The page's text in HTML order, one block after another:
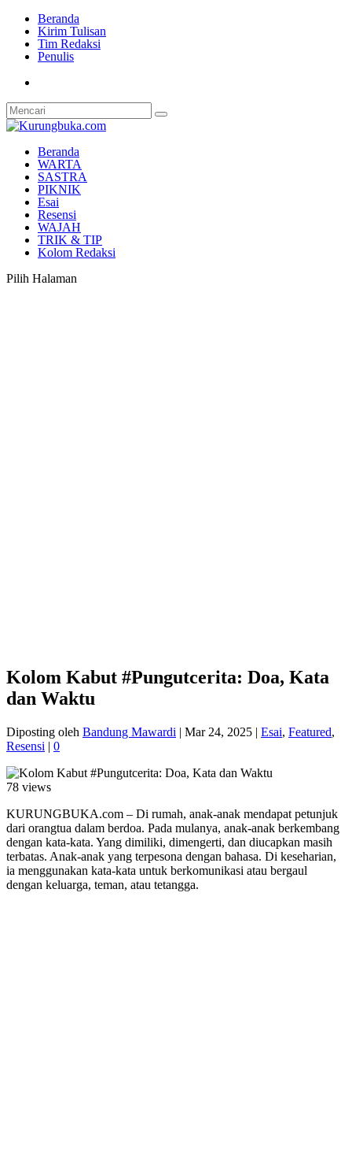
Beranda
Kirim Tulisan
Tim Redaksi
Penulis
Beranda
WARTA
SASTRA
PIKNIK
Esai
Resensi
WAJAH
TRIK & TIP
Kolom Redaksi
Pilih Halaman
Kolom Kabut #Pungutcerita: Doa, Kata
dan Waktu
Diposting oleh Bandung Mawardi | Mar 24, 2025 | Esai, Featured,
Resensi | 0
78 views
KURUNGBUKA.com – Di rumah, anak-anak mendapat petunjuk
dari orangtua dalam berdoa. Pada mulanya, anak-anak berkembang
dengan kata-kata. Yang dimiliki, dimengerti, dan diucapkan masih
terbatas. Anak-anak yang terpesona dengan bahasa. Di keseharian,
ia menggunakan kata-kata untuk berkomunikasi atau bergaul
dengan keluarga, teman, atau tetangga.